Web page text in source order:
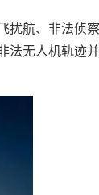
航、非法侦察
法无人机轨迹